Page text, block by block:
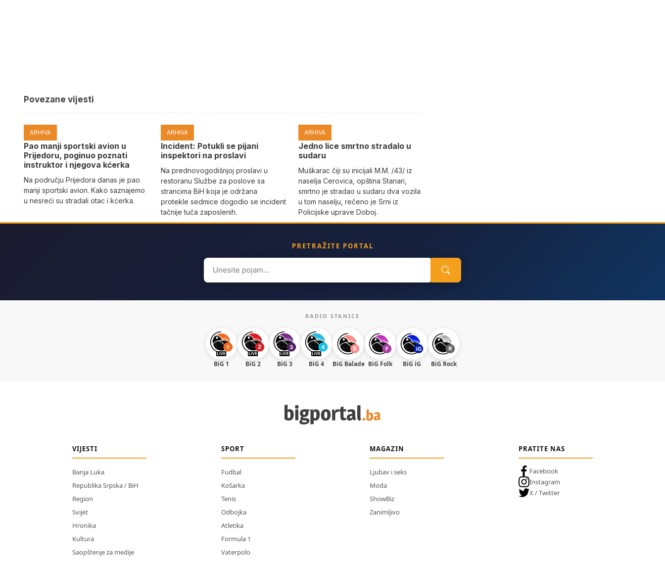
Povezane vijesti
ARHIVA
Pao manji sportski avion u
Prijedoru, poginuo poznati
instruktor i njegova kćerka
Na području Prijedora danas je pao
manji sportski avion. Kako saznajemo
u nesreći su stradali otac i kćerka.
ARHIVA
Incident: Potukli se pijani
inspektori na proslavi
Na prednovogodišnjoj proslavi u
restoranu Službe za poslove sa
strancima BiH koja je održana
protekle sedmice dogodio se incident
tačnije tuča zaposlenih.
ARHIVA
Јedno lice smrtno stradalo u
sudaru
Muškarac čiji su inicijali M.M. /43/ iz
naselja Cerovica, opština Stanari,
smrtno je stradao u sudaru dva vozila
u tom naselju, rečeno je Srni iz
Policijske uprave Doboj.
PRETRAŽITE PORTAL
Search
for:
RADIO STANICE
BiG 1 BiG 2 BiG 3 BiG 4 BiG Balade BiG Folk BiG iG BiG Rock
VIJESTI
Banja Luka
Republika Srpska / BiH
Region
Svijet
Hronika
Kultura
Saopštenje za medije
SPORT
Fudbal
Košarka
Tenis
Odbojka
Atletika
Formula 1
Vaterpolo
MAGAZIN
Ljubav i seks
Moda
ShowBiz
Zanimljivo
PRATITE NAS
Facebook
Instagram
X / Twitter